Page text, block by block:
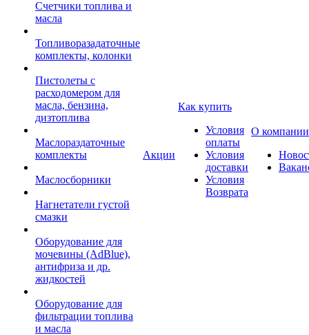
Счетчики топлива и
масла
Топливоразадаточные
комплекты, колонки
Пистолеты с
расходомером для
масла, бензина,
дизтоплива
Маслораздаточные
комплекты
Маслосборники
Нагнетатели густой
смазки
Оборудование для
мочевины (AdBlue),
антифриза и др.
жидкостей
Оборудование для
фильтрации топлива
и масла
Акции
Как купить
Условия
оплаты
Условия
доставки
Условия
Возврата
О компании